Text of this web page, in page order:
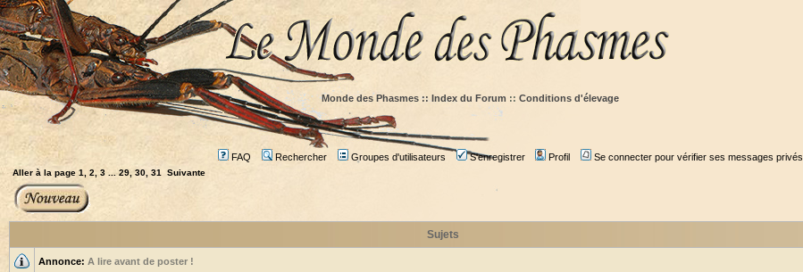
Monde des Phasmes :: Index du Forum :: Conditions d'élevage
FAQ Rechercher Groupes d'utilisateurs S'enregistrer Profil Se connecter pour vérifier ses messages privés
Aller à la page 1 2 3 ...29 30 31 Suivante
Sujets
Annonce: A lire avant de poster !